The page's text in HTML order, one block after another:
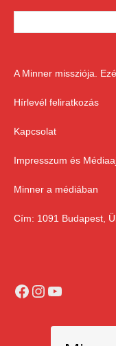
A Minner missziója.
Hírlevél feliratkozás
Kapcsolat
Impresszum és
Minner a médiában
Cím: 1091 Budapest,
Facebook
Instagram
YouTube